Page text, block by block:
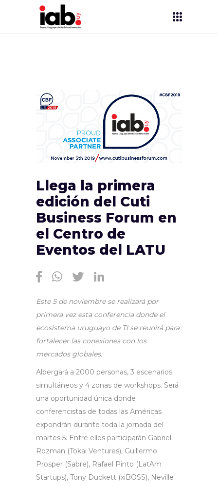
Llega la primera
edición del Cuti
Business Forum en
el Centro de
Eventos del LATU
Este 5 de noviembre se realizará por
primera vez esta conferencia donde el
ecosistema uruguayo de TI se reunirá para
fortalecer las conexiones con los
mercados globales.
Albergará a 2000 personas, 3 escenarios
simultáneos y 4 zonas de workshops. Será
una oportunidad única donde
conferencistas de todas las Américas
expondrán durante toda la jornada del
martes 5. Entre ellos participarán Gabriel
Rozman (Tokai Ventures), Guillermo
Prosper (Sabre), Rafael Pinto (LatAm
Startups), Tony Duckett (xiBOSS), Neville